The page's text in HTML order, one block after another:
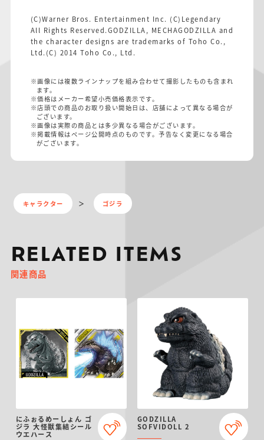
(C)Warner Bros. Entertainment Inc. (C)Legendary
All Rights Reserved.GODZILLA, MECHAGODZILLA and
the character designs are trademarks of Toho Co.,
Ltd.(C) 2014 Toho Co., Ltd.
※画像には複数ラインナップを組み合わせて撮影したものも含まれ
ます。
※価格はメーカー希望小売価格表示です。
※店頭での商品のお取り扱い開始日は、店舗によって異なる場合が
ございます。
※画像は実際の商品とは多少異なる場合がございます。
※掲載情報はページ公開時点のものです。予告なく変更になる場合
がございます。
キャラクター ゴジラ
RELATED ITEMS
関連商品
にふぉるめーしょん ゴ
ジラ 大怪獣集結シール
ウエハース
GODZILLA
SOFVIDOLL 2